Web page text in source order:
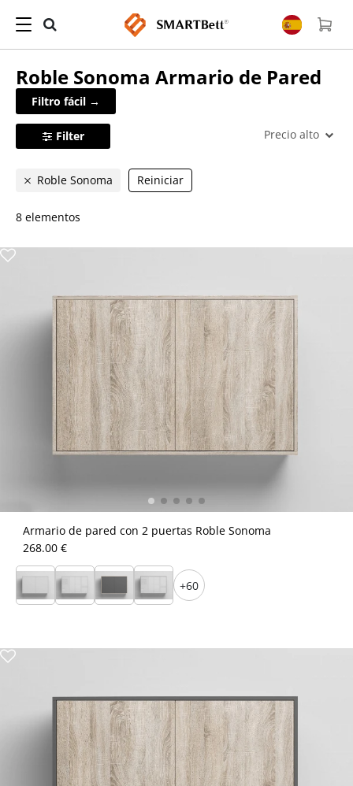
Roble Sonoma Armario de Pared
Filtro fácil →
Filter Precio alto
Roble Sonoma Reiniciar
8 elementos
Armario de pared con 2 puertas Roble Sonoma
268.00 €
+60